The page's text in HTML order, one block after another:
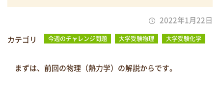
2022年1月22日
カテゴリ
今週のチャレンジ問題 大学受験物理 大学受験化学
まずは、前回の物理（熱力学）の解説からです。